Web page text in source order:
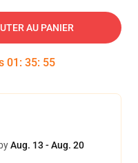
AU PANIER
01 : 35: 54
Aug. 13 - Aug. 20